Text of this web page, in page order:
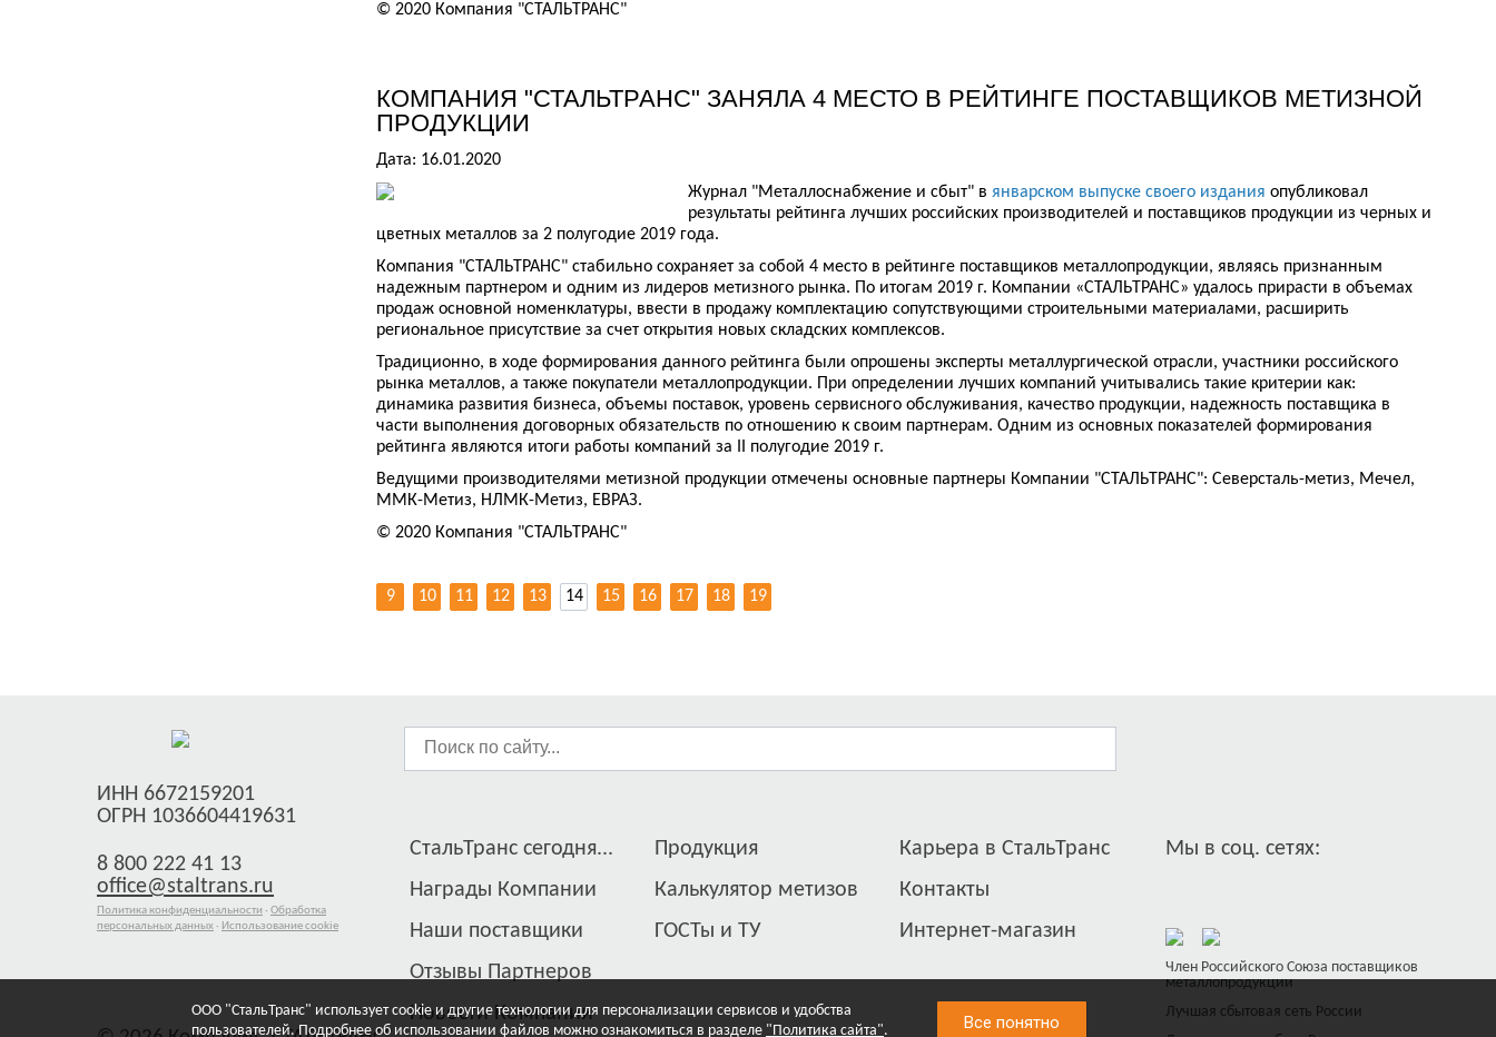
© 2020 Компания "СТАЛЬТРАНС"
КОМПАНИЯ "СТАЛЬТРАНС" ЗАНЯЛА 4 МЕСТО В РЕЙТИНГЕ ПОСТАВЩИКОВ МЕТИЗНОЙ
ПРОДУКЦИИ
Дата: 16.01.2020
Журнал "Металлоснабжение и сбыт" в январском выпуске своего издания опубликовал
результаты рейтинга лучших российских производителей и поставщиков продукции из черных и
цветных металлов за 2 полугодие 2019 года.
Компания "СТАЛЬТРАНС" стабильно сохраняет за собой 4 место в рейтинге поставщиков металлопродукции, являясь признанным
надежным партнером и одним из лидеров метизного рынка. По итогам 2019 г. Компании «СТАЛЬТРАНС» удалось прирасти в объемах
продаж основной номенклатуры, ввести в продажу комплектацию сопутствующими строительными материалами, расширить
региональное присутствие за счет открытия новых складских комплексов.
Традиционно, в ходе формирования данного рейтинга были опрошены эксперты металлургической отрасли, участники российского
рынка металлов, а также покупатели металлопродукции. При определении лучших компаний учитывались такие критерии как:
динамика развития бизнеса, объемы поставок, уровень сервисного обслуживания, качество продукции, надежность поставщика в
части выполнения договорных обязательств по отношению к своим партнерам. Одним из основных показателей формирования
рейтинга являются итоги работы компаний за II полугодие 2019 г.
Ведущими производителями метизной продукции отмечены основные партнеры Компании "СТАЛЬТРАНС": Северсталь-метиз, Мечел,
ММК-Метиз, НЛМК-Метиз, ЕВРАЗ.
© 2020 Компания "СТАЛЬТРАНС"
9 10 11 12 13 14 15 16 17 18 19
ИНН 6672159201
ОГРН 1036604419631
8 800 222 41 13
office@staltrans.ru
Политика конфиденциальности · Обработка
персональных данных · Использование cookie
СтальТранс сегодня...
Награды Компании
Наши поставщики
Отзывы Партнеров
Новости Компании
Продукция
Калькулятор метизов
ГОСТы и ТУ
Карьера в СтальТранс
Контакты
Интернет-магазин
Мы в соц. сетях:
Член Российского Союза поставщиков
металлопродукции
Лучшая сбытовая сеть России
ООО "СтальТранс" использует cookie и другие технологии для персонализации сервисов и удобства
пользователей. Подробнее об использовании файлов можно ознакомиться в разделе "Политика сайта". Все понятно